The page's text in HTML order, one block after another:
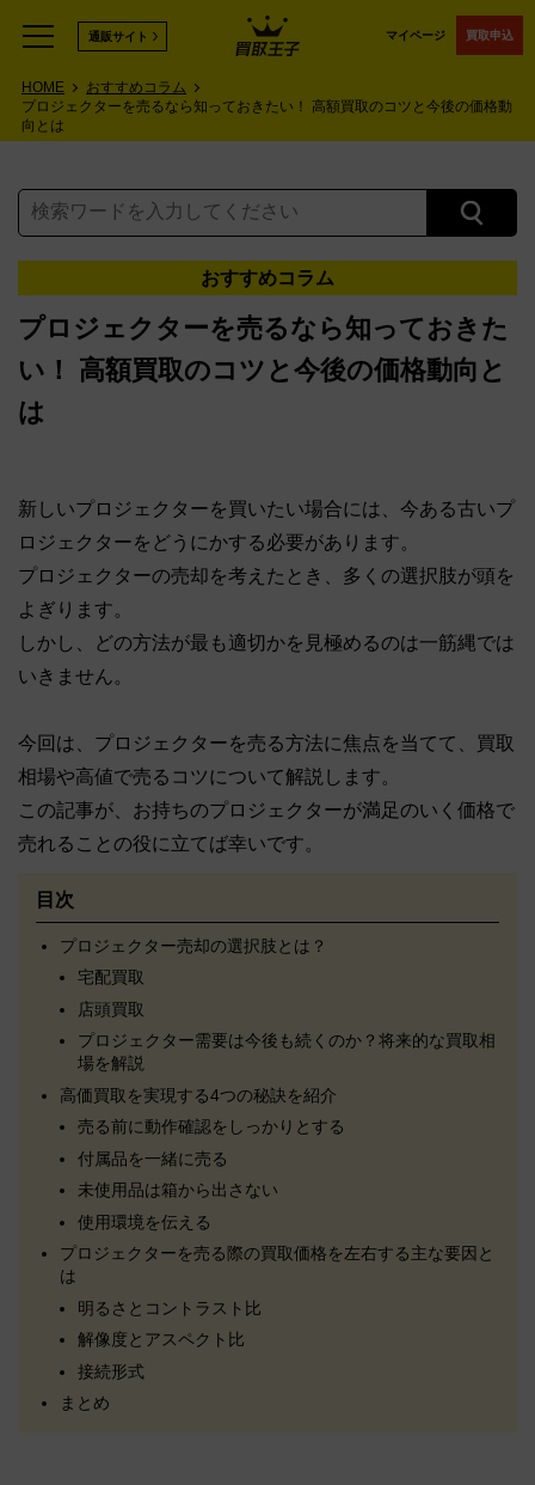
マイページ 買取申込
通販サイト
HOME
おすすめコラム
プロジェクターを売るなら知っておきたい！ 高額買取のコツと今後の価格動
向とは
おすすめコラム
プロジェクターを売るなら知っておきた
い！ 高額買取のコツと今後の価格動向と
は
新しいプロジェクターを買いたい場合には、今ある古いプ
ロジェクターをどうにかする必要があります。
プロジェクターの売却を考えたとき、多くの選択肢が頭を
よぎります。
しかし、どの方法が最も適切かを見極めるのは一筋縄では
いきません。
今回は、プロジェクターを売る方法に焦点を当てて、買取
相場や高値で売るコツについて解説します。
この記事が、お持ちのプロジェクターが満足のいく価格で
売れることの役に立てば幸いです。
目次
プロジェクター売却の選択肢とは？
宅配買取
店頭買取
プロジェクター需要は今後も続くのか？将来的な買取相
場を解説
高価買取を実現する4つの秘訣を紹介
売る前に動作確認をしっかりとする
付属品を一緒に売る
未使用品は箱から出さない
使用環境を伝える
プロジェクターを売る際の買取価格を左右する主な要因と
は
明るさとコントラスト比
解像度とアスペクト比
接続形式
まとめ